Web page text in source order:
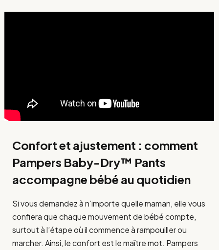
Confort et ajustement : comment
Pampers Baby-Dry™ Pants
accompagne bébé au quotidien
Si vous demandez à n’importe quelle maman, elle vous
confiera que chaque mouvement de bébé compte,
surtout à l’étape où il commence à rampouiller ou
marcher. Ainsi, le confort est le maître mot. Pampers